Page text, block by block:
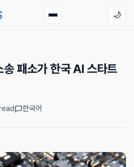
🌙
패소가 한국 AI 스타트
한국어